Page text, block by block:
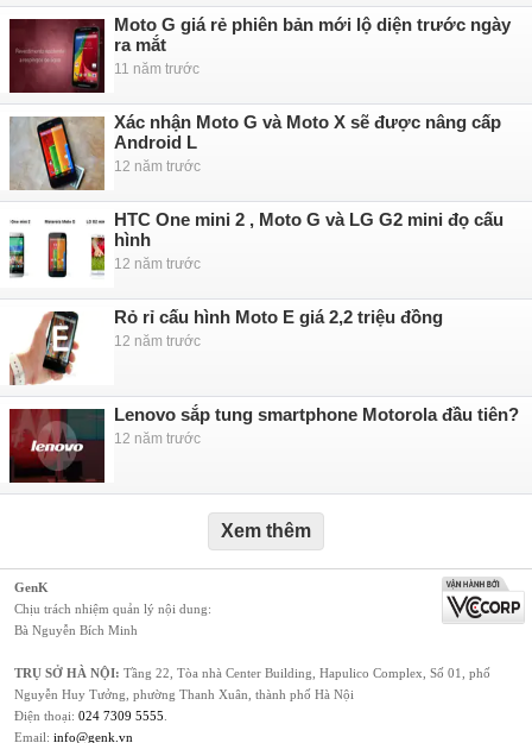
Moto G giá rẻ phiên bản mới lộ diện trước ngày
ra mắt
11 năm trước
Xác nhận Moto G và Moto X sẽ được nâng cấp
Android L
12 năm trước
HTC One mini 2 , Moto G và LG G2 mini đọ cấu
hình
12 năm trước
Rỏ rỉ cấu hình Moto E giá 2,2 triệu đồng
12 năm trước
Lenovo sắp tung smartphone Motorola đầu tiên?
12 năm trước
Xem thêm
GenK
Chịu trách nhiệm quản lý nội dung:
Bà Nguyễn Bích Minh
TRỤ SỞ HÀ NỘI: Tầng 22, Tòa nhà Center Building, Hapulico Complex, Số 01, phố
Nguyễn Huy Tưởng, phường Thanh Xuân, thành phố Hà Nội
Điện thoại: 024 7309 5555
Email: info@genk.vn